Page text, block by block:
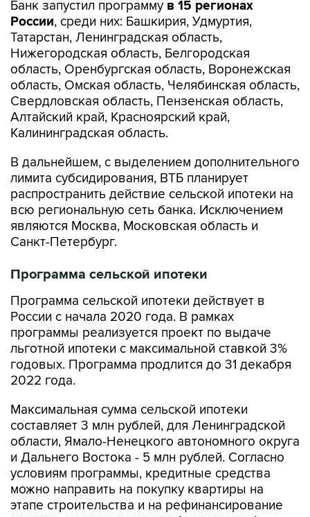
Татарстан, Ленинградская область,
Нижегородская область, Белгородская
область, Оренбургская область, Воронежская
область, Омская область, Челябинская область,
Свердловская область, Пензенская область,
Алтайский край, Красноярский край,
Калининградская область.
В дальнейшем, с выделением дополнительного
распространить действие сельской ипотеки на
всю региональную сеть банка. Исключением
являются Москва, Московская область и
Санкт-Петербург.
Программа сельской ипотеки
Программа сельской ипотеки действует в
программы реализуется проект по выдаче
льготной ипотеки с максимальной ставкой 3%
годовых. Программа продлится до 31 декабря
2022 года.
Максимальная сумма сельской ипотеки
области, Ямало-Ненецкого автономного округа
и Дальнего Востока - 5 млн рублей. Согласно
условиям программы, кредитные средства
можно направить на покупку квартиры на
этапе строительства и на рефинансирование
кредита, взятого в другом банке после 1
января 2020 года.